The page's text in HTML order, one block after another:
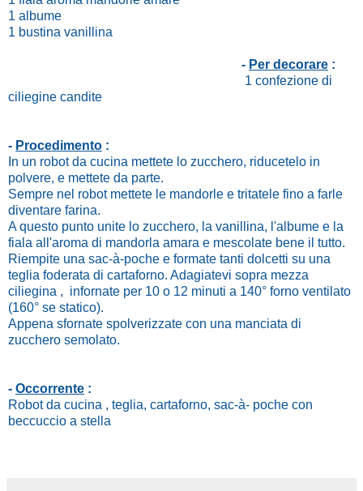
1 albume
1 bustina vanillina
- Per decorare :
1 confezione di
ciliegine candite
- Procedimento :
In un robot da cucina mettete lo zucchero, riducetelo in
polvere, e mettete da parte.
Sempre nel robot mettete le mandorle e tritatele fino a farle
diventare farina.
A questo punto unite lo zucchero, la vanillina, l'albume e la
fiala all'aroma di mandorla amara e mescolate bene il tutto.
Riempite una sac-à-poche e formate tanti dolcetti su una
teglia foderata di cartaforno. Adagiatevi sopra mezza
ciliegina , infornate per 10 o 12 minuti a 140° forno ventilato
(160° se statico).
Appena sfornate spolverizzate con una manciata di
zucchero semolato.
- Occorrente :
Robot da cucina , teglia, cartaforno, sac-à- poche con
beccuccio a stella